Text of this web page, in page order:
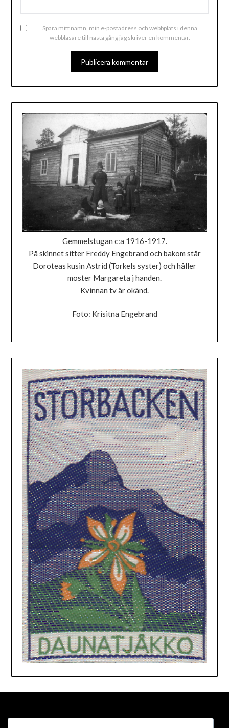
Spara mitt namn, min e-postadress och webbplats i denna
webbläsare till nästa gång jag skriver en kommentar.
Gemmelstugan c:a 1916-1917.
På skinnet sitter Freddy Engebrand och bakom står
Doroteas kusin Astrid (Torkels syster) och håller
moster Margareta j handen.
Kvinnan tv är okänd.
Foto: Krisitna Engebrand